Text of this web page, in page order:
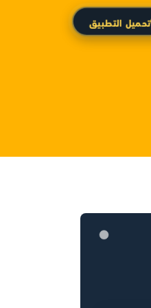
تحميل التطبيق